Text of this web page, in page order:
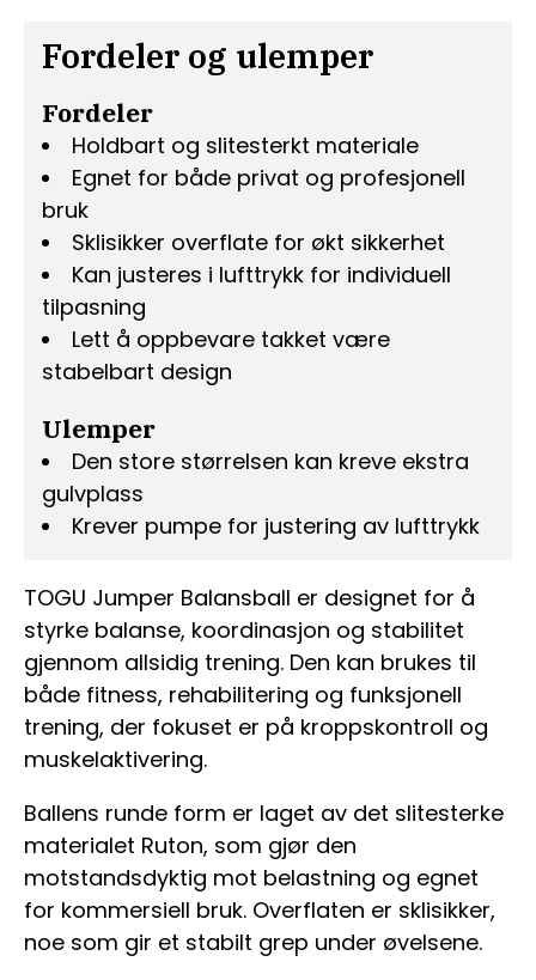
TOGU Jumper Balansball er designet for å
styrke balanse, koordinasjon og stabilitet
gjennom allsidig trening. Den kan brukes til
både fitness, rehabilitering og funksjonell
trening, der fokuset er på kroppskontroll og
muskelaktivering.
Ballens runde form er laget av det slitesterke
materialet Ruton, som gjør den
motstandsdyktig mot belastning og egnet
for kommersiell bruk. Overflaten er sklisikker,
noe som gir et stabilt grep under øvelsene.
Fordeler og ulemper
Fordeler
Holdbart og slitesterkt materiale
Egnet for både privat og profesjonell
bruk
Sklisikker overflate for økt sikkerhet
Kan justeres i lufttrykk for individuell
tilpasning
Lett å oppbevare takket være
stabelbart design
Ulemper
Den store størrelsen kan kreve ekstra
gulvplass
Krever pumpe for justering av lufttrykk